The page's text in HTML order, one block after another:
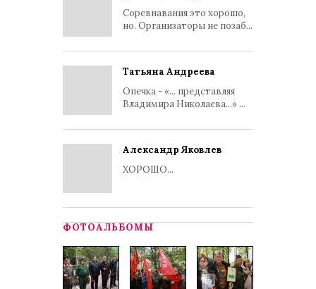
Соревнавания это хорошо,
но. Организаторы не позаб...
Татьяна Андреева
Опечка - «... представляя
Владимира Николаева...» ...
Александр Яковлев
ХОРОШО...
ФОТОАЛЬБОМЫ